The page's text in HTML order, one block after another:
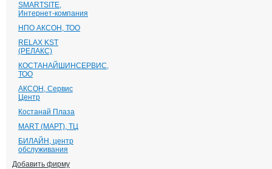
SMARTSITE,
Интернет-компания
НПО АКСОН, ТОО
RELAX KST
(РЕЛАКС)
КОСТАНАЙШИНСЕРВИС,
ТОО
АКСОН, Сервис
Центр
Костанай Плаза
MART (МАРТ), ТЦ
БИЛАЙН, центр
обслуживания
Добавить фирму